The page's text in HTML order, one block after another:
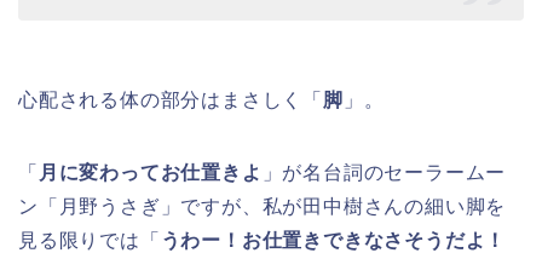
心配される体の部分はまさしく「 脚 」。
「 月に変わってお仕置きよ 」が名台詞のセーラームー
ン「月野うさぎ」ですが、私が田中樹さんの細い脚を
見る限りでは「 うわー！お仕置きできなさそうだよ！